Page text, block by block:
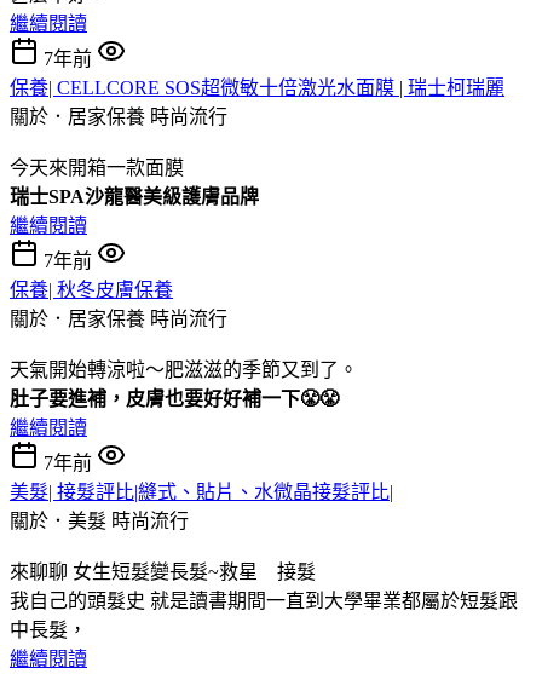
繼續閱讀
7年前
保養| CELLCORE SOS超微敏十倍激光水面膜 | 瑞士柯瑞麗
關於．居家保養 時尚流行
今天來開箱一款面膜
瑞士SPA沙龍醫美級護膚品牌
繼續閱讀
7年前
保養| 秋冬皮膚保養
關於．居家保養 時尚流行
天氣開始轉涼啦～肥滋滋的季節又到了。
肚子要進補，皮膚也要好好補一下😤😤
繼續閱讀
7年前
美髮| 接髮評比|縫式、貼片、水微晶接髮評比|
關於．美髮 時尚流行
來聊聊 女生短髮變長髮~救星 接髮
我自己的頭髮史 就是讀書期間一直到大學畢業都屬於短髮跟
中長髮，
繼續閱讀